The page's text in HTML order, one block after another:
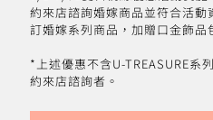
約來店諮詢婚嫁商品並符合活
訂婚嫁系列商品，加贈口金飾品
*上述優惠不含U-TREASURE系
約來店諮詢者。